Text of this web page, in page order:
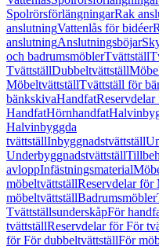
SpolrörsförlängningarRak
anslutningVattenlås för bidéer
anslutningAnslutningsböjar
och badrumsmöblerTvättställ
TvättställDubbeltvättställ
MöbeltvättställTvättställ för
bänkskivaHandfatReservdelar
HandfatHörnhandfat
Halvinbyggda
tvättställInbyggnadstvättställ
Underbyggnadstvättställ
avloppInfästningsmaterial
möbeltvättställReservdelar för
möbeltvättställBadrumsmöbler
TvättställsunderskåpFör
tvättställReservdelar för För
för För dubbeltvättställFör